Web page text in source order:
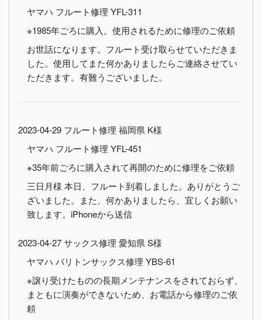
ヤマハ フルート修理 YFL-311
※1985年ごろに購入。使用されるために修理のご依頼
お世話になります。フルート受け取らせていただきま
した。使用してまた何かありましたらご連絡させてい
ただきます。有難うございました。
2023-04-29 フルート修理 福岡県 K様
ヤマハ フルート修理 YFL-451
※35年前ごろに購入されて再開のために修理をご依頼
三日月様 本日、フルート到着しました。ありがとうご
ざいました。また、何かありましたら、宜しくお願い
致します。iPhoneから送信
2023-04-27 サックス修理 愛知県 S様
ヤマハ バリトンサックス修理 YBS-61
※譲り受けたものの長期メンテナンスをされておらず、
まともに演奏ができないため、お電話から修理のご依
頼